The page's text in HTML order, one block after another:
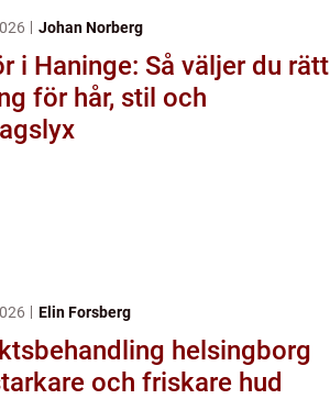
Johan Norberg
i Haninge: Så väljer du rätt
för hår, stil och
Elin Forsberg
helsingborg
och friskare hud